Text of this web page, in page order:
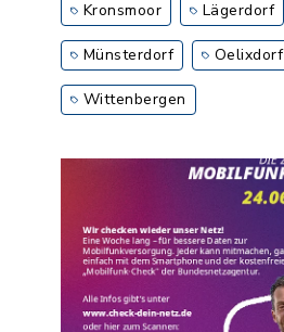
Kronsmoor Lägerdorf
Münsterdorf Oelixdorf
Wittenbergen